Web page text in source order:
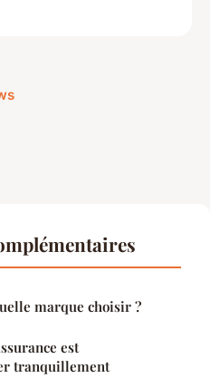
marque choisir ?
est
tranquillement